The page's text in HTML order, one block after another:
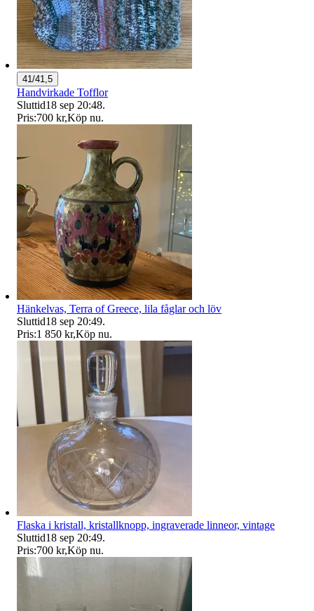
41/41,5
Handvirkade Tofflor
Sluttid18 sep 20:48.
Pris:700 kr,Köp nu.
Hänkelvas, Terra of Greece, lila fåglar och löv
Sluttid18 sep 20:49.
Pris:1 850 kr,Köp nu.
Flaska i kristall, kristallknopp, ingraverade linneor, vintage
Sluttid18 sep 20:49.
Pris:700 kr,Köp nu.